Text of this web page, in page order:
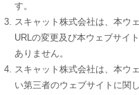
す。
スキャット株式会社は、本ウ
URLの変更及び本ウェブサイ
ありません。
スキャット株式会社は、本ウ
い第三者のウェブサイトに関